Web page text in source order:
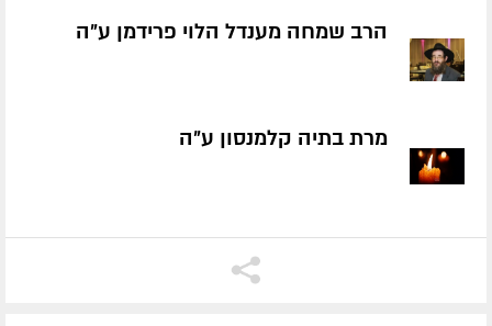
הרב שמחה מענדל הלוי פרידמן ע״ה
מרת בתיה קלמנסון ע״ה